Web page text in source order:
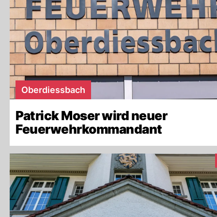
Oberdiessbach
Patrick Moser wird neuer
Feuerwehrkommandant